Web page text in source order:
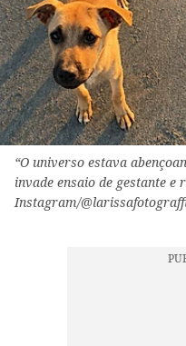
“O universo estava
invade ensaio de gestante e
Instagram/